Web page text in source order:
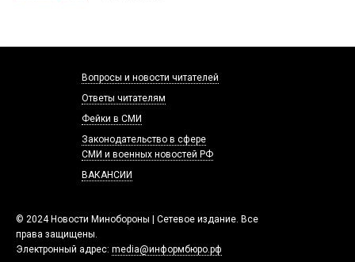
© 2024 Новости Минобороны | Сетевое издание. Все
права защищены.
Электронный адрес: media@информбюро.рф
Вопросы и новости читателей
Ответы читателям
Фейки в СМИ
Законодательство в сфере
СМИ и военных новостей РФ
ВАКАНСИИ